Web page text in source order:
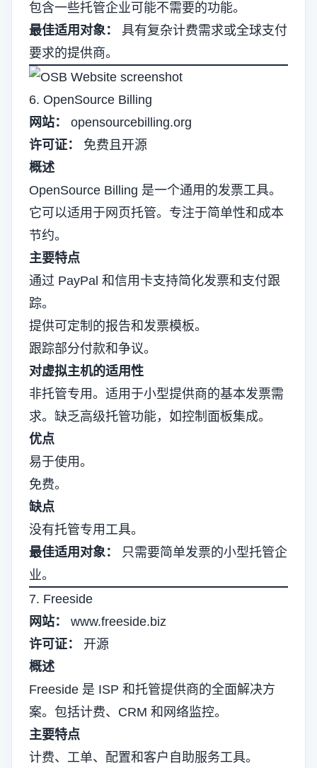
包含一些托管企业可能不需要的功能。
最佳适用对象：
具有复杂计费需求或全球支付
要求的提供商。
6. OpenSource Billing
网站：
opensourcebilling.org
许可证：
免费且开源
概述
OpenSource Billing 是一个通用的发票工具。
它可以适用于网页托管。专注于简单性和成本
节约。
主要特点
通过 PayPal 和信用卡支持简化发票和支付跟
踪。
提供可定制的报告和发票模板。
跟踪部分付款和争议。
对虚拟主机的适用性
非托管专用。适用于小型提供商的基本发票需
求。缺乏高级托管功能，如控制面板集成。
优点
易于使用。
免费。
缺点
没有托管专用工具。
最佳适用对象：
只需要简单发票的小型托管企
业。
7. Freeside
网站：
www.freeside.biz
许可证：
开源
概述
Freeside 是 ISP 和托管提供商的全面解决方
案。包括计费、CRM 和网络监控。
主要特点
计费、工单、配置和客户自助服务工具。